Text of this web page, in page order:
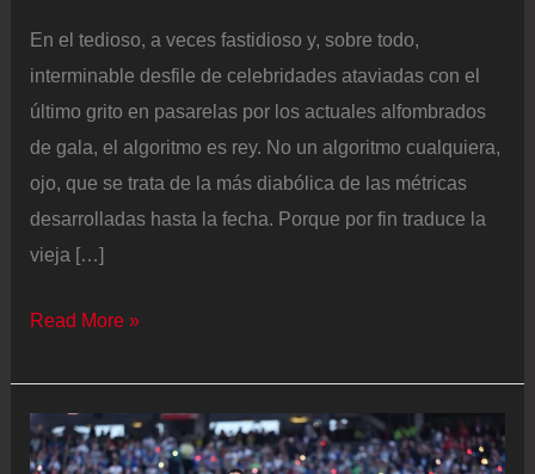
En el tedioso, a veces fastidioso y, sobre todo,
interminable desfile de celebridades ataviadas con el
último grito en pasarelas por los actuales alfombrados
de gala, el algoritmo es rey. No un algoritmo cualquiera,
ojo, que se trata de la más diabólica de las métricas
desarrolladas hasta la fecha. Porque por fin traduce la
vieja […]
Qué
el
valor
de
Read More »